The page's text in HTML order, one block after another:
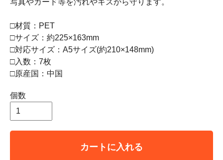
写真やカード等を汚れやキズから守ります。
□材質：PET
□サイズ：約225×163mm
□対応サイズ：A5サイズ(約210×148mm)
□入数：7枚
□原産国：中国
個数
カートに入れる